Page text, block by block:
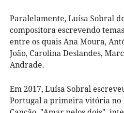
Paralelamente, Luísa Sobral
compositora escrevendo
entre os quais Ana Moura,
João, Carolina Deslandes,
Andrade.
Em 2017, Luísa Sobral
Portugal a primeira vitória no